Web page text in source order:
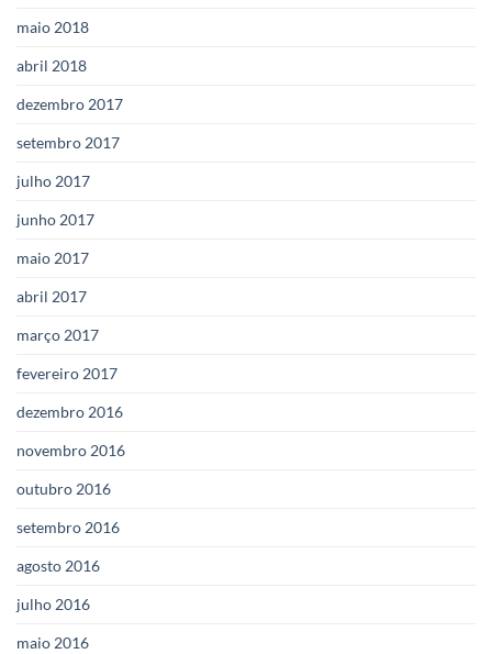
maio 2018
abril 2018
dezembro 2017
setembro 2017
julho 2017
junho 2017
maio 2017
abril 2017
março 2017
fevereiro 2017
dezembro 2016
novembro 2016
outubro 2016
setembro 2016
agosto 2016
julho 2016
maio 2016